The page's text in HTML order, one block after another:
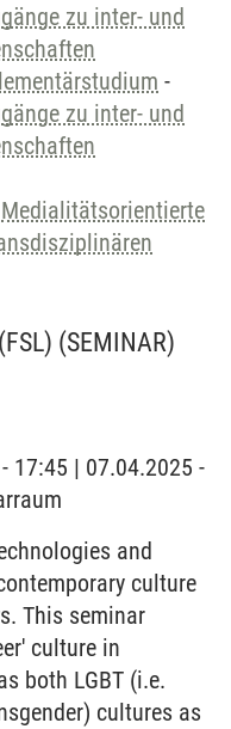
zu inter- und
-
zu inter- und
Medialitätsorientierte
(SEMINAR)
17:45 | 07.04.2025 -
and
culture
This seminar
culture in
both LGBT (i.e.
cultures as